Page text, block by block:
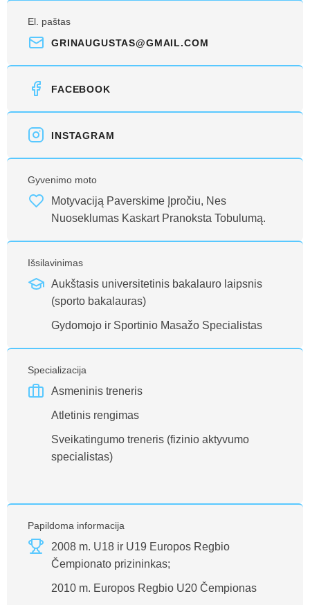
El. paštas
GRINAUGUSTAS@GMAIL.COM
FACEBOOK
INSTAGRAM
Gyvenimo moto
Motyvaciją Paverskime Įpročiu, Nes
Nuoseklumas Kaskart Pranoksta Tobulumą.
Išsilavinimas
Aukštasis universitetinis bakalauro laipsnis
(sporto bakalauras)
Gydomojo ir Sportinio Masažo Specialistas
Specializacija
Asmeninis treneris
Atletinis rengimas
Sveikatingumo treneris (fizinio aktyvumo
specialistas)
Papildoma informacija
2008 m. U18 ir U19 Europos Regbio
Čempionato prizininkas;
2010 m. Europos Regbio U20 Čempionas